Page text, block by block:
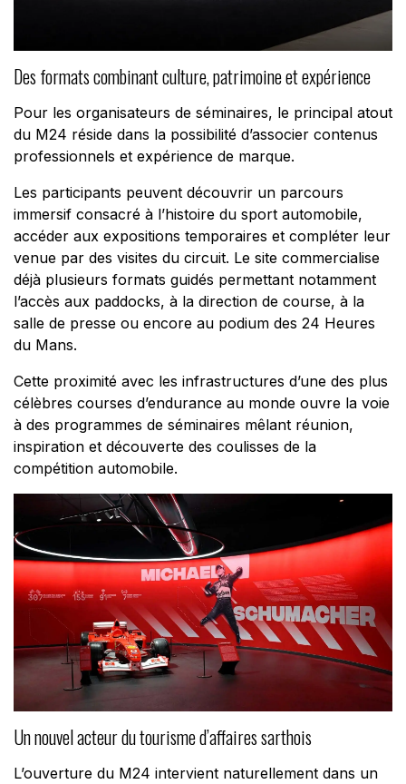
Des formats combinant culture, patrimoine et expérience
Pour les organisateurs de séminaires, le principal atout
du M24 réside dans la possibilité d’associer contenus
professionnels et expérience de marque.
Les participants peuvent découvrir un parcours
immersif consacré à l’histoire du sport automobile,
accéder aux expositions temporaires et compléter leur
venue par des visites du circuit. Le site commercialise
déjà plusieurs formats guidés permettant notamment
l’accès aux paddocks, à la direction de course, à la
salle de presse ou encore au podium des 24 Heures
du Mans.
Cette proximité avec les infrastructures d’une des plus
célèbres courses d’endurance au monde ouvre la voie
à des programmes de séminaires mêlant réunion,
inspiration et découverte des coulisses de la
compétition automobile.
Un nouvel acteur du tourisme d’affaires sarthois
L’ouverture du M24 intervient naturellement dans un